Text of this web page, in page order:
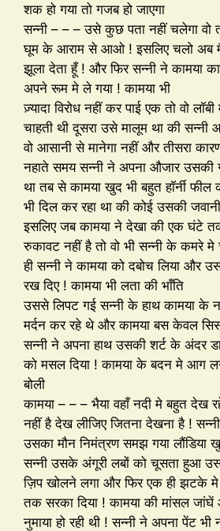
शक हो गया तो गजब हो जाएगा
सन्नी – – – उसे कुछ पता नहीं चलेगा वो
घूम के आराम से आओ ! इसलिए चलो अब मैं
झूला देता हूँ ! और फिर सन्नी ने कामया
अपने रूम मे ले गया ! कामया भी
ज़्यादा विरोध नहीं कर पाई एक तो वो
चाहती थी दूसरा उसे मालूम था की
वो आसानी से मानेगा नहीं और तीसरा
नहाते समय सन्नी ने अपना औजार उसकी
था तब से कामया खुद भी बहुत हॉर्नी
भी दिल कर रहा था की कोई उसकी
इसलिए जब कामया ने देखा की एक घंटे
रुकावट नहीं है तो वो भी सन्नी के कमरे
ही सन्नी ने कामया को दबोच लिया और
रख दिए ! कामया भी लता की भाँति
उससे लिपट गई सन्नी के हाथ कामया के
मर्दन कर रहे थे और कामया बस केवल
सन्नी ने अपना हाथ उसकी शर्ट के अंदर
को मसल दिया ! कामया के बदन मे आग
बोली
कामया – – – भैया वहाँ नदी मे बहुत देख
नहीं है देख लीजिए जितना देखना है ! सन्नी
उसका मौन निमंत्रण समझ गया लौंडिया
सन्नी उसके अंगूरी लबों को चूसता हुआ
ज़िप खोलने लगा और फिर एक ही झटके
तक सरका दिया ! कामया की मांसल
नुमाया हो रही थी ! सन्नी ने अपना पेंट